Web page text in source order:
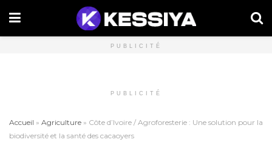
PUBLICITÉ
PUBLICITÉ
Accueil » Agriculture » Côte d’Ivoire / Agroforesterie : Une solution pour la
biodiversité et la santé des cacaoyers